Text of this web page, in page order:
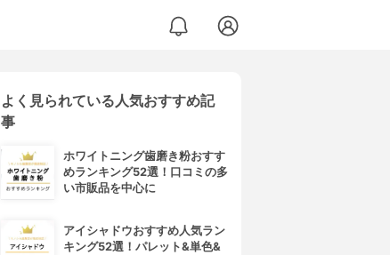
よく見られている人気おすすめ記
事
ホワイトニング歯磨き粉おすす
めランキング52選！口コミの多
い市販品を中心に
アイシャドウおすすめ人気ラン
キング52選！パレット&単色&